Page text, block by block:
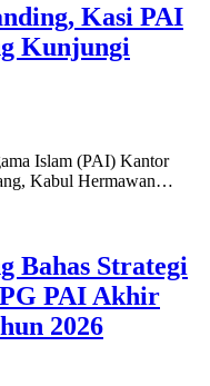
Kasi PAI
Kunjungi
Islam (PAI) Kantor
Kabul Hermawan…
Bahas Strategi
PAI Akhir
2026